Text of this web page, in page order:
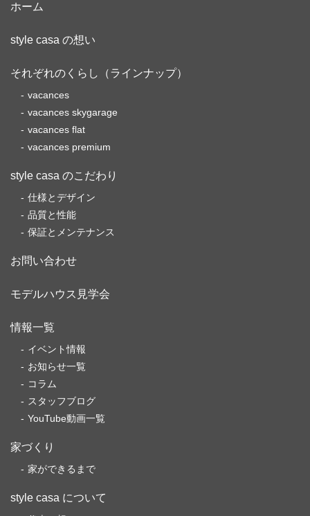
ホーム
style casa の想い
それぞれのくらし（ラインナップ）
vacances
vacances skygarage
vacances flat
vacances premium
style casa のこだわり
仕様とデザイン
品質と性能
保証とメンテナンス
お問い合わせ
モデルハウス見学会
情報一覧
イベント情報
お知らせ一覧
コラム
スタッフブログ
YouTube動画一覧
家づくり
家ができるまで
style casa について